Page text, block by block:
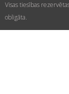
Visas tiesības
obligāta.